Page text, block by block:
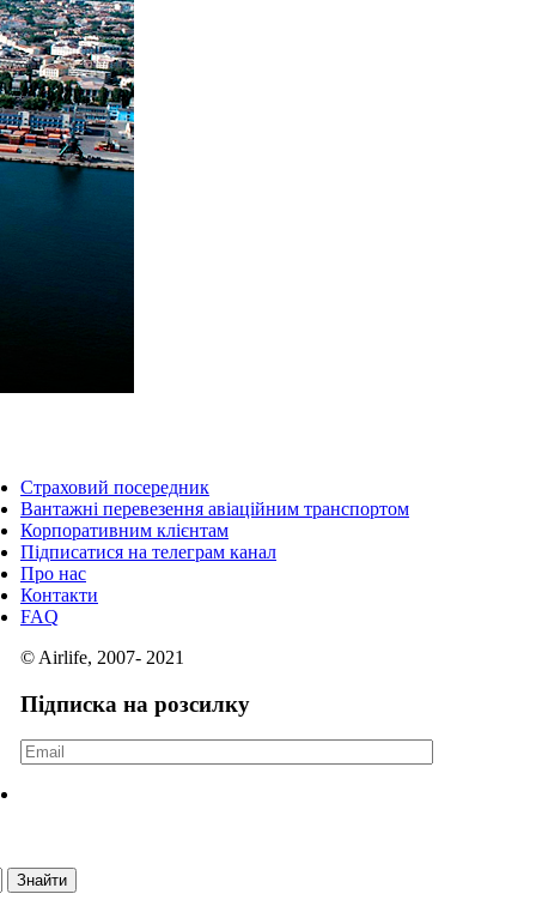
Страховий посередник
Вантажні перевезення авіаційним транспортом
Корпоративним клієнтам
Підписатися на телеграм канал
Про нас
Контакти
FAQ
© Airlife, 2007- 2021
Підписка на розсилку